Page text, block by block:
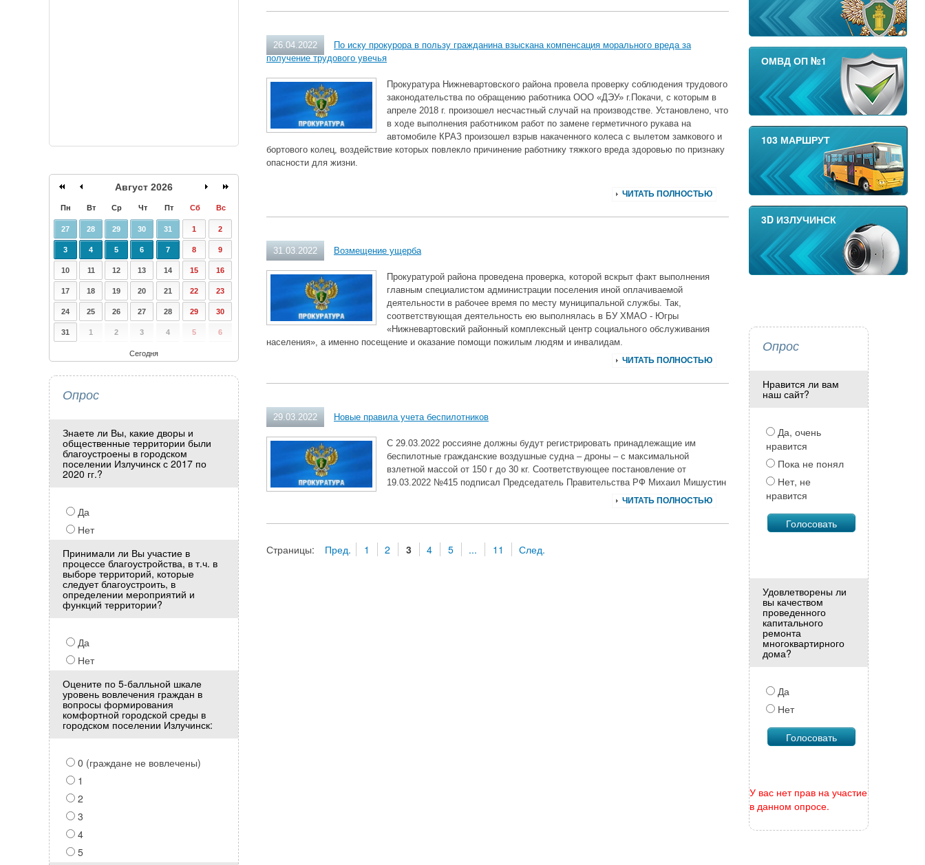
26.04.2022
По иску прокурора в пользу гражданина взыскана компенсация морального вреда за
получение трудового увечья
Прокуратура Нижневартовского района провела проверку соблюдения трудового
законодательства по обращению работника ООО «ДЭУ» г.Покачи, с которым в
апреле 2018 г. произошел несчастный случай на производстве. Установлено, что
в ходе выполнения работником работ по замене герметичного рукава на
автомобиле КРАЗ произошел взрыв накаченного колеса с вылетом замкового и
бортового колец, воздействие которых повлекло причинение работнику тяжкого вреда здоровью по признаку
опасности для жизни.
ЧИТАТЬ ПОЛНОСТЬЮ
31.03.2022 Возмещение ущерба
Прокуратурой района проведена проверка, которой вскрыт факт выполнения
главным специалистом администрации поселения иной оплачиваемой
деятельности в рабочее время по месту муниципальной службы. Так,
соответствующая деятельность ею выполнялась в БУ ХМАО - Югры
«Нижневартовский районный комплексный центр социального обслуживания
населения», а именно посещение и оказание помощи пожилым людям и инвалидам.
ЧИТАТЬ ПОЛНОСТЬЮ
29.03.2022 Новые правила учета беспилотников
С 29.03.2022 россияне должны будут регистрировать принадлежащие им
беспилотные гражданские воздушные судна – дроны – с максимальной
взлетной массой от 150 г до 30 кг. Соответствующее постановление от
19.03.2022 №415 подписал Председатель Правительства РФ Михаил Мишустин
ЧИТАТЬ ПОЛНОСТЬЮ
Страницы: Пред. 1 2 3 4 5 ... 11 След.
Август 2026
Пн Вт Ср Чт Пт Сб Вс
27 28 29 30 31 1 2
3 4 5 6 7 8 9
10 11 12 13 14 15 16
17 18 19 20 21 22 23
24 25 26 27 28 29 30
31 1 2 3 4 5 6
Сегодня
Опрос
Знаете ли Вы, какие дворы и
общественные территории были
благоустроены в городском
поселении Излучинск с 2017 по
2020 гг.?
Да
Нет
Принимали ли Вы участие в
процессе благоустройства, в т.ч. в
выборе территорий, которые
следует благоустроить, в
определении мероприятий и
функций территории?
Да
Нет
Оцените по 5-балльной шкале
уровень вовлечения граждан в
вопросы формирования
комфортной городской среды в
городском поселении Излучинск:
0 (граждане не вовлечены)
1
2
3
4
5
ОМВД ОП №1
103 МАРШРУТ
3D ИЗЛУЧИНСК
Опрос
Нравится ли вам
наш сайт?
Да, очень
нравится
Пока не понял
Нет, не
нравится
Удовлетворены ли
вы качеством
проведенного
капитального
ремонта
многоквартирного
дома?
Да
Нет
У вас нет прав на участие
в данном опросе.